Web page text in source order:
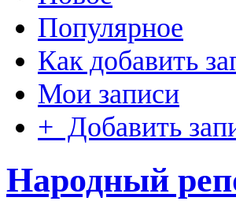
Популярное
Как добавить
Мои записи
+ Добавить
Народный